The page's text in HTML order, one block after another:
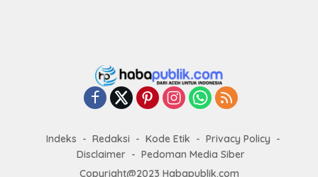
Indeks Redaksi Kode Etik
Privacy Policy
Disclaimer
Pedoman Media Siber
Copyright@2023 Habapublik.com